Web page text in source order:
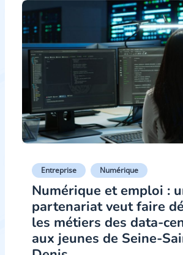
Entreprise Numérique
Numérique et emploi :
partenariat veut faire
les métiers des data-
aux jeunes de Seine-